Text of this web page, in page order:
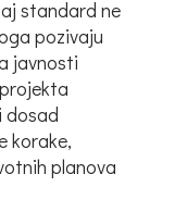
standard ne
pozivaju
javnosti
dosad
korake,
planova